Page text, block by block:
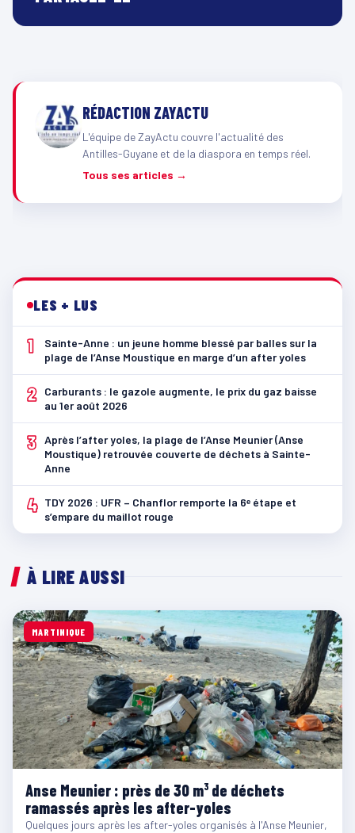
RÉDACTION ZAYACTU
L'équipe de ZayActu couvre l'actualité des
Antilles-Guyane et de la diaspora en temps réel.
Tous ses articles →
LES + LUS
1
Sainte-Anne : un jeune homme blessé par balles sur la
plage de l’Anse Moustique en marge d’un after yoles
2
Carburants : le gazole augmente, le prix du gaz baisse
au 1er août 2026
3 Après l’after yoles, la plage de l’Anse Meunier (Anse
Moustique) retrouvée couverte de déchets à Sainte-
Anne
4 TDY 2026 : UFR – Chanflor remporte la 6ᵉ étape et
s’empare du maillot rouge
À LIRE AUSSI
MARTINIQUE
Anse Meunier : près de 30 m³ de déchets
ramassés après les after-yoles
Quelques jours après les after-yoles organisés à l'Anse Meunier,